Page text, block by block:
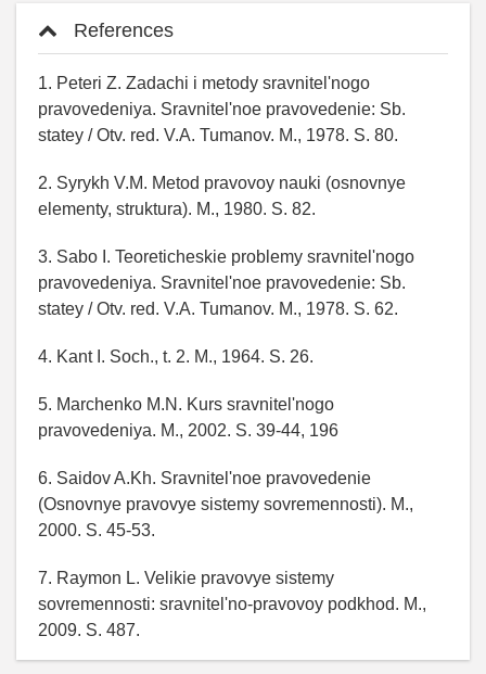
References
1. Peteri Z. Zadachi i metody sravnitel'nogo
pravovedeniya. Sravnitel'noe pravovedenie: Sb.
statey / Otv. red. V.A. Tumanov. M., 1978. S. 80.
2. Syrykh V.M. Metod pravovoy nauki (osnovnye
elementy, struktura). M., 1980. S. 82.
3. Sabo I. Teoreticheskie problemy sravnitel'nogo
pravovedeniya. Sravnitel'noe pravovedenie: Sb.
statey / Otv. red. V.A. Tumanov. M., 1978. S. 62.
4. Kant I. Soch., t. 2. M., 1964. S. 26.
5. Marchenko M.N. Kurs sravnitel'nogo
pravovedeniya. M., 2002. S. 39-44, 196
6. Saidov A.Kh. Sravnitel'noe pravovedenie
(Osnovnye pravovye sistemy sovremennosti). M.,
2000. S. 45-53.
7. Raymon L. Velikie pravovye sistemy
sovremennosti: sravnitel'no-pravovoy podkhod. M.,
2009. S. 487.